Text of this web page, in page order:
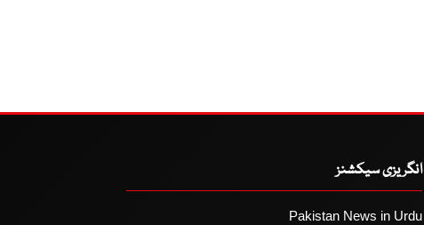
انگریزی سیکشنز
Pakistan News in Urdu